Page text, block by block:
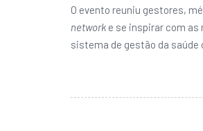
O evento reuniu gestores,
network e se inspirar com
sistema de gestão da saúde